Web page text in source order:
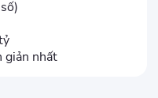
giản nhất